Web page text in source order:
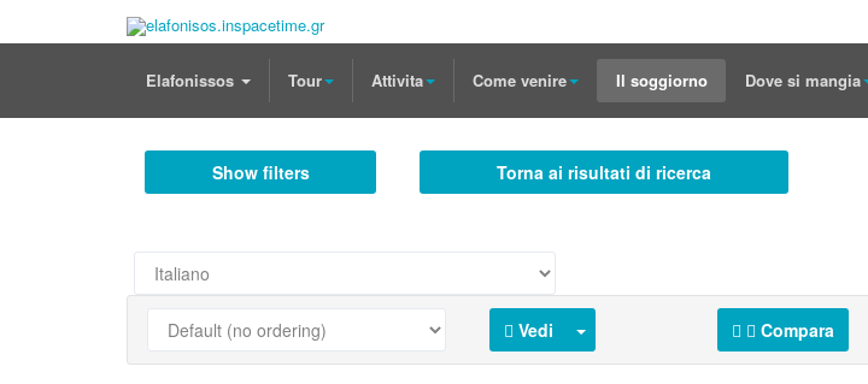
Elafonissos Tour Attivita Come venire Il soggiorno Dove si mangia
Show filters Torna ai risultati di ricerca
Vedi Compara